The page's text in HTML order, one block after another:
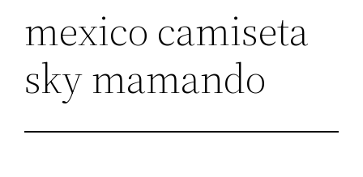
mexico camiseta
sky mamando